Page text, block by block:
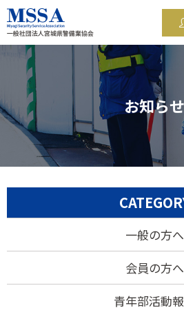
お知らせ
一般の方へ
会員の方へ
青年部活動